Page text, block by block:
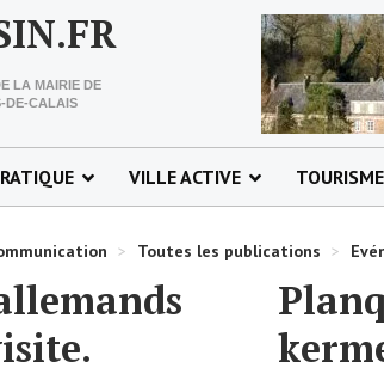
LA MAIRIE DE
DE-CALAIS
VILLE ACTIVE
> Toutes les publications >